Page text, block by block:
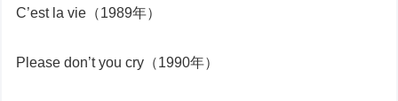
C’est la vie（1989年）
Please don’t you cry（1990年）